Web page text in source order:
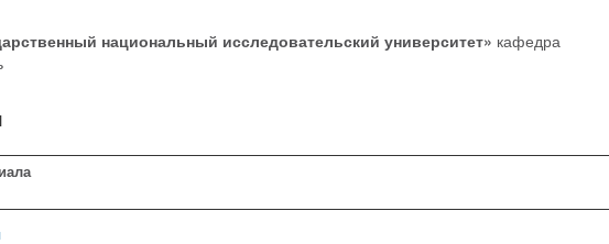
национальный исследовательский университет» кафедра